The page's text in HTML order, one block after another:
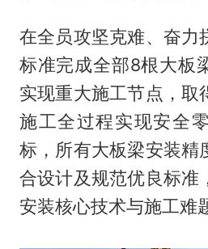
在全员攻坚克难、奋力
标准完成全部8根大板
实现重大施工节点，取
施工全过程实现安全
标，所有大板梁安装精
合设计及规范优良标准
安装核心技术与施工难